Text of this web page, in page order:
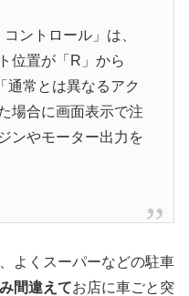
ントロール」は、
位置が「R」から
通常とは異なるアク
場合に画面表示で注
ンやモーター出力を
よくスーパーなどの駐車
間違えてお店に車ごと突